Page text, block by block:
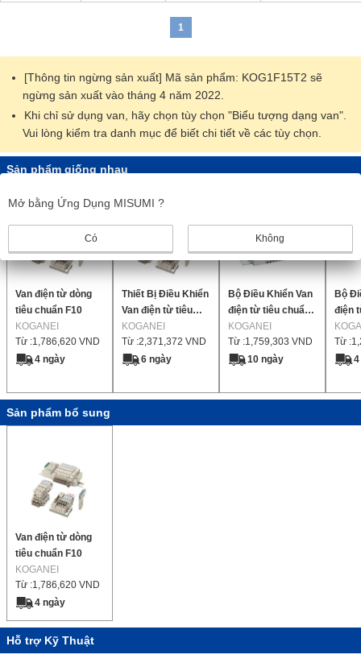
1
[Thông tin ngừng sản xuất] Mã sản phẩm: KOG1F15T2 sẽ
ngừng sản xuất vào tháng 4 năm 2022.
Khi chỉ sử dụng van, hãy chọn tùy chọn "Biểu tượng dạng van".
Vui lòng kiểm tra danh mục để biết chi tiết về các tùy chọn.
Sản phẩm giống nhau
Van điện từ dòng
tiêu chuẩn F10
KOGANEI
Từ :1,786,620 VND
4 ngày
Thiết Bị Điều Khiển
Van điện từ tiêu
chuẩn Dòng F18
KOGANEI
Từ :2,371,372 VND
6 ngày
Bộ Điều Khiển Van
điện từ tiêu chuẩn
Sê-ri JA
KOGANEI
Từ :1,759,303 VND
10 ngày
Bộ
điện
sê-ri
Từ :
Sản phẩm bổ sung
Van điện từ dòng
tiêu chuẩn F10
KOGANEI
Từ :1,786,620 VND
4 ngày
Hỗ trợ Kỹ Thuật
Mở bằng Ứng Dụng MISUMI ?
Có Không